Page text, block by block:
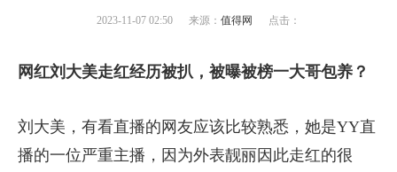
2023-11-07 02:50 来源： 值得网 点击：
网红刘大美走红经历被扒，被曝被榜一大哥包养？
刘大美，有看直播的网友应该比较熟悉，她是YY直
播的一位严重主播，因为外表靓丽因此走红的很